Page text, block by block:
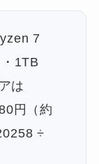
7
1TB
は
円（約
÷